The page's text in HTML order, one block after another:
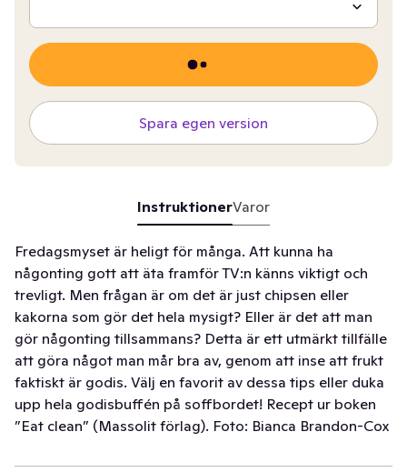
Spara egen version
InstruktionerVaror
Fredagsmyset är heligt för många. Att kunna ha
någonting gott att äta framför TV:n känns viktigt och
trevligt. Men frågan är om det är just chipsen eller
kakorna som gör det hela mysigt? Eller är det att man
gör någonting tillsammans? Detta är ett utmärkt tillfälle
att göra något man mår bra av, genom att inse att frukt
faktiskt är godis. Välj en favorit av dessa tips eller duka
upp hela godisbuffén på soffbordet! Recept ur boken
”Eat clean” (Massolit förlag). Foto: Bianca Brandon-Cox